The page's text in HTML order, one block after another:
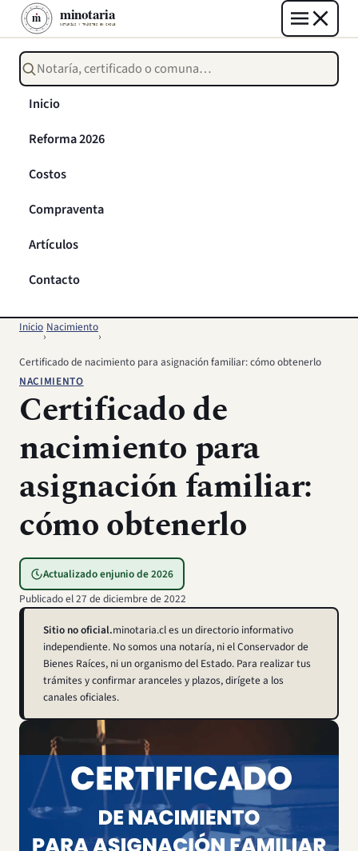
Buscar notarías, certificados o trámites
Inicio
Reforma 2026
Costos
Compraventa
Artículos
Contacto
Inicio
›
Nacimiento
›
Certificado de nacimiento para asignación familiar: cómo obtenerlo
NACIMIENTO
Certificado de
nacimiento para
asignación familiar:
cómo obtenerlo
Actualizado enjunio de 2026
Publicado el27 de diciembre de 2022
Sitio no oficial.minotaria.cl es un directorio informativo
independiente. No somos una notaría, ni el Conservador de
Bienes Raíces, ni un organismo del Estado. Para realizar tus
trámites y confirmar aranceles y plazos, dirígete a los
canales oficiales.